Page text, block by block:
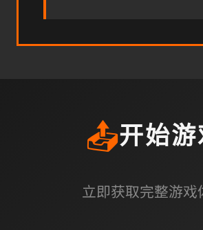
📤开始游
立即获取完整游戏